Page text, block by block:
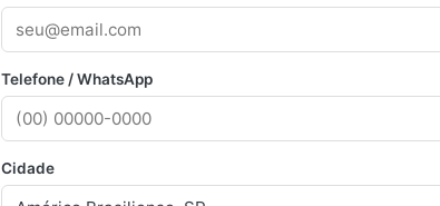
Telefone / WhatsApp
Cidade